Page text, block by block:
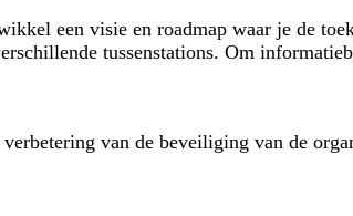
een visie en roadmap waar je de
tussenstations. Om
van de beveiliging van de